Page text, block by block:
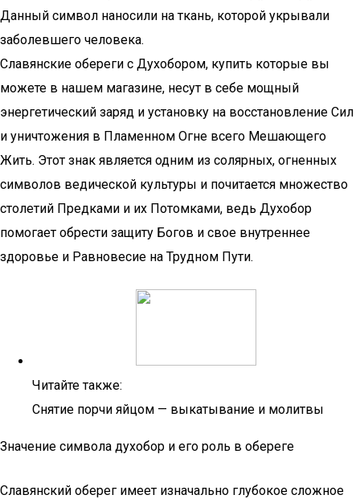
Данный символ наносили на ткань, которой укрывали
заболевшего человека.
Славянские обереги с Духобором, купить которые вы
можете в нашем магазине, несут в себе мощный
энергетический заряд и установку на восстановление Сил
и уничтожения в Пламенном Огне всего Мешающего
Жить. Этот знак является одним из солярных, огненных
символов ведической культуры и почитается множество
столетий Предками и их Потомками, ведь Духобор
помогает обрести защиту Богов и свое внутреннее
здоровье и Равновесие на Трудном Пути.
Читайте также:
Снятие порчи яйцом — выкатывание и молитвы
Значение символа духобор и его роль в обереге
Славянский оберег имеет изначально глубокое сложное